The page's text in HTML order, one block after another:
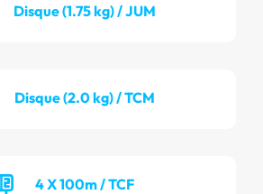
Disque (1.75 kg) / JUM
Disque (2.0 kg) / TCM
4 X 100m / TCF